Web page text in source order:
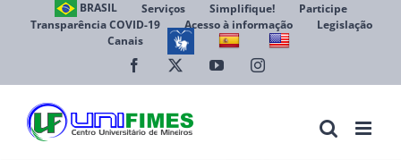
BRASIL Serviços Simplifique!
Participe
Transparência COVID-19
Acesso à informação
Legislação
Canais
Facebook YouTubeInstagram